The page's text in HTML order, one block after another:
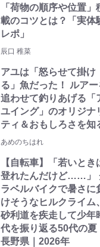
「荷物の順序や位置」
載のコツとは？「実体
レポ」
辰口 稚菜
アユは「怒らせて掛け
る」魚だった！ ルアー
追わせて釣りあげる「
ユイング」のオリジナ
ティ＆おもしろさを知
あめのちはれ
【自転車】「若いとき
登れたんだけど……」
ラベルバイクで暑さに
けそうなヒルクライム、
砂利道を疾走して少年
代を振り返る50代の
長野県｜2026年